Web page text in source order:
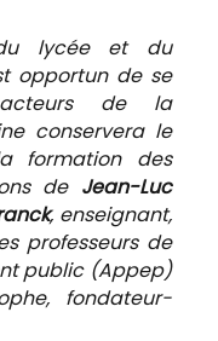
lycée et du
opportun de se
de la
conservera le
formation des
de Jean-Luc
, enseignant,
professeurs de
public (Appep)
fondateur-